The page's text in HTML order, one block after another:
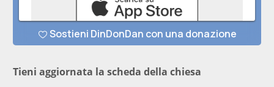
Tieni aggiornata la scheda della chiesa